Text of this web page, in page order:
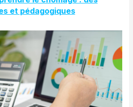
et pédagogiques